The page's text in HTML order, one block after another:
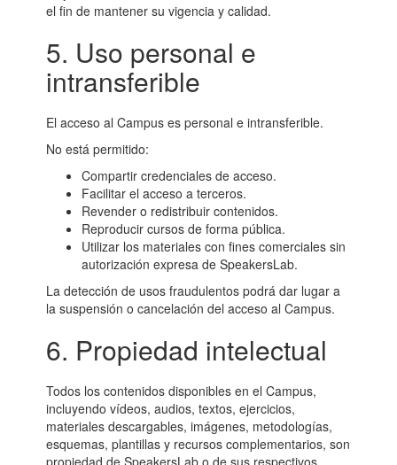
el fin de mantener su vigencia y calidad.
5. Uso personal e
intransferible
El acceso al Campus es personal e intransferible.
No está permitido:
Compartir credenciales de acceso.
Facilitar el acceso a terceros.
Revender o redistribuir contenidos.
Reproducir cursos de forma pública.
Utilizar los materiales con fines comerciales sin
autorización expresa de SpeakersLab.
La detección de usos fraudulentos podrá dar lugar a
la suspensión o cancelación del acceso al Campus.
6. Propiedad intelectual
Todos los contenidos disponibles en el Campus,
incluyendo vídeos, audios, textos, ejercicios,
materiales descargables, imágenes, metodologías,
esquemas, plantillas y recursos complementarios, son
propiedad de SpeakersLab o de sus respectivos